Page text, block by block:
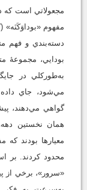
مجعولاتي است که
مفهوم «بوداوَکَنَه»
دسته‌بندي و فهم
بودايي، مجموعۀ
به‌طورکلي در
مي‌شود، جاي
گواهي مي‌دهند،
همان نخستين
معيارها بودند که
محدود کردند. بر
«سرور»، برخي از